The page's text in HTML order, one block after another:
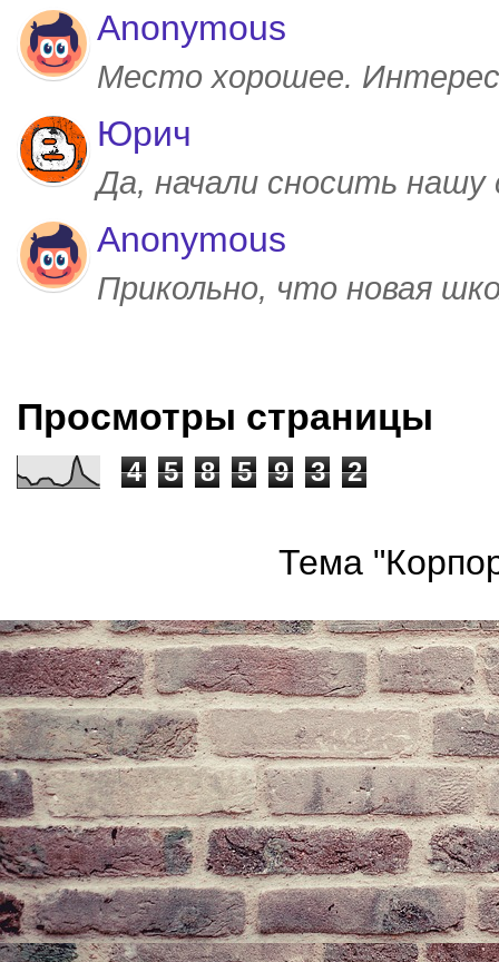
Anonymous
Место хорошее.
Юрич
Да, начали сносить
Anonymous
Прикольно, что новая
Просмотры страницы
4 5 8 5 9 3 2
Тема